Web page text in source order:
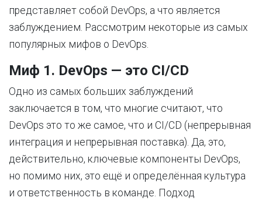
представляет собой DevOps, а что является
заблуждением. Рассмотрим некоторые из самых
популярных мифов о DevOps.
Миф 1. DevOps — это CI/CD
Одно из самых больших заблуждений
заключается в том, что многие считают, что
DevOps это то же самое, что и CI/CD (непрерывная
интеграция и непрерывная поставка). Да, это,
действительно, ключевые компоненты DevOps,
но помимо них, это ещё и определённая культура
и ответственность в команде. Подход